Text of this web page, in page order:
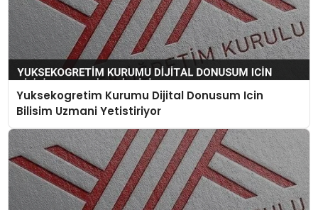
Yuksekogretim Kurumu Dijital Donusum Icin
Bilisim Uzmani Yetistiriyor